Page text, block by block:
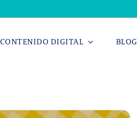
CONTENIDO DIGITAL BLOG